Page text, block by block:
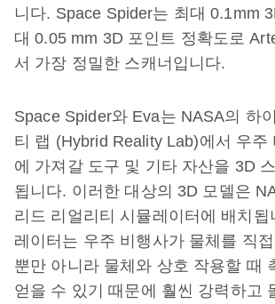
니다. Space Spider는 최대 0.1mm
대 0.05 mm 3D 포인트 정확도로
서 가장 정밀한 스캐너입니다.
Space Spider와 Eva는 NASA의 하
티 랩 (Hybrid Reality Lab)에서 우주
에 가져갈 도구 및 기타 자산을 3D
됩니다. 이러한 대상의 3D 모델은
리드 리얼리티 시뮬레이터에 배치됩
레이터는 우주 비행사가 물체를 직
뿐만 아니라 물체와 상호 작용할 때
얻을 수 있기 때문에 훨씬 강력하고